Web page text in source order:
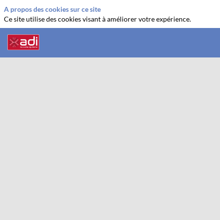
A propos des cookies sur ce site
Ce site utilise des cookies visant à améliorer votre expérience.